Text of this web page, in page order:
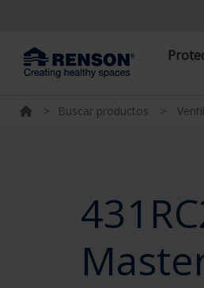
> Buscar productos >